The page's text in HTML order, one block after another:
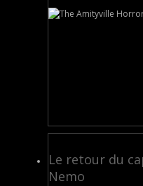
Le retour du
Nemo